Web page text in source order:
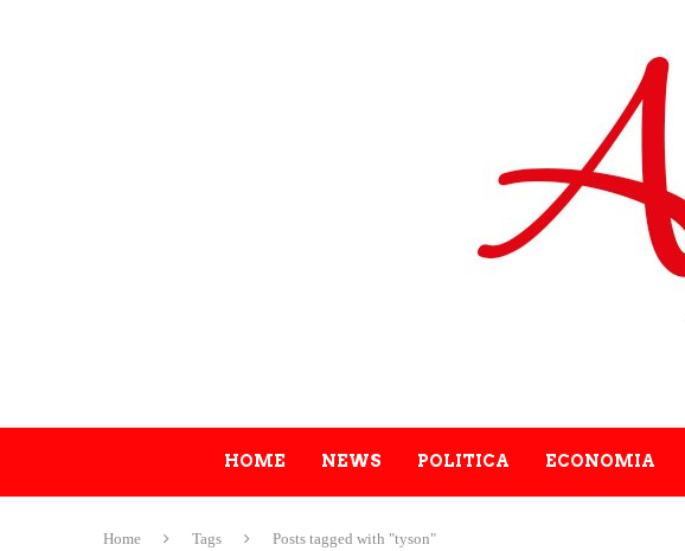
HOME NEWS POLITICA ECONOMIA
Home Tags Posts tagged with "tyson"